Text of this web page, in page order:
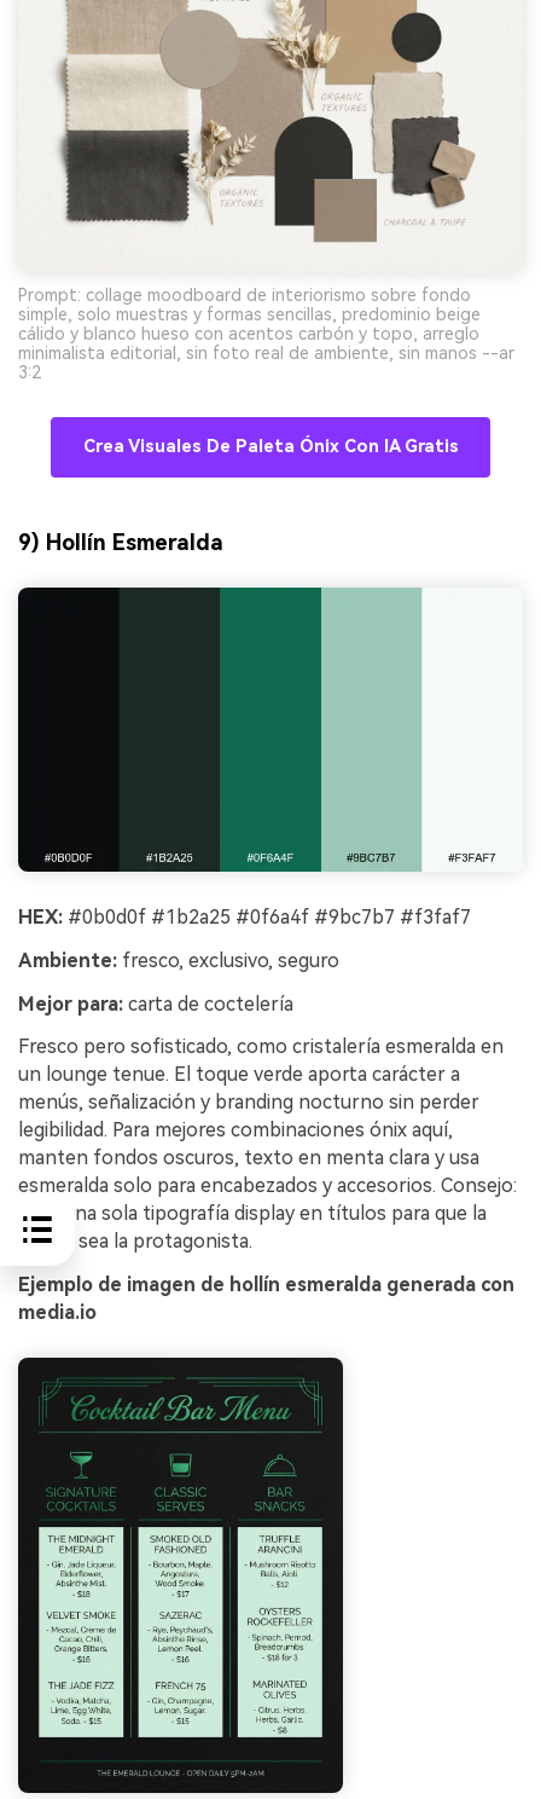
Prompt: collage moodboard de interiorismo sobre fondo
simple, solo muestras y formas sencillas, predominio beige
cálido y blanco hueso con acentos carbón y topo, arreglo
minimalista editorial, sin foto real de ambiente, sin manos --ar
3:2
Crea Visuales De Paleta Ónix Con IA Gratis
9) Hollín Esmeralda
HEX: #0b0d0f #1b2a25 #0f6a4f #9bc7b7 #f3faf7
Ambiente: fresco, exclusivo, seguro
Mejor para: carta de coctelería
Fresco pero sofisticado, como cristalería esmeralda en
un lounge tenue. El toque verde aporta carácter a
menús, señalización y branding nocturno sin perder
legibilidad. Para mejores combinaciones ónix aquí,
manten fondos oscuros, texto en menta clara y usa
esmeralda solo para encabezados y accesorios. Consejo:
elige una sola tipografía display en títulos para que la
paleta sea la protagonista.
Ejemplo de imagen de hollín esmeralda generada con
media.io